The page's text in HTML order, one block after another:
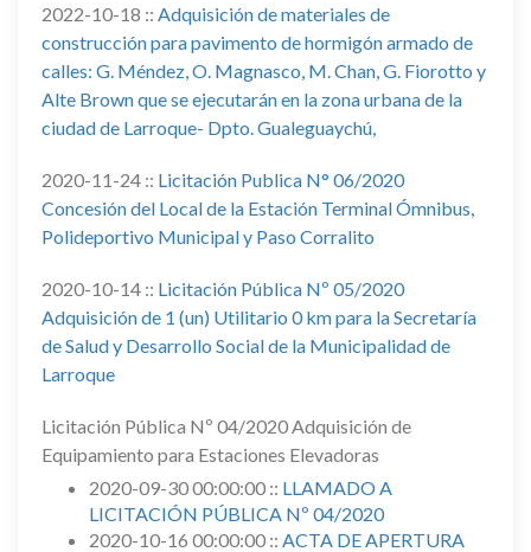
2022-10-18 :: Adquisición de materiales de
construcción para pavimento de hormigón armado de
calles: G. Méndez, O. Magnasco, M. Chan, G. Fiorotto y
Alte Brown que se ejecutarán en la zona urbana de la
ciudad de Larroque- Dpto. Gualeguaychú,
2020-11-24 :: Licitación Publica N° 06/2020
Concesión del Local de la Estación Terminal Ómnibus,
Polideportivo Municipal y Paso Corralito
2020-10-14 :: Licitación Pública Nº 05/2020
Adquisición de 1 (un) Utilitario 0 km para la Secretaría
de Salud y Desarrollo Social de la Municipalidad de
Larroque
Licitación Pública Nº 04/2020 Adquisición de
Equipamiento para Estaciones Elevadoras
2020-09-30 00:00:00 :: LLAMADO A
LICITACIÓN PÚBLICA Nº 04/2020
2020-10-16 00:00:00 :: ACTA DE APERTURA